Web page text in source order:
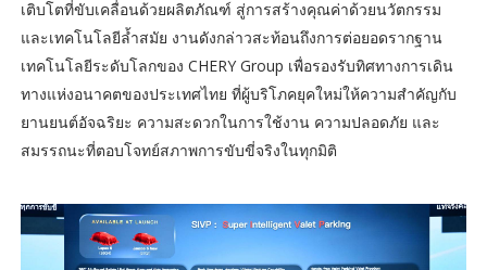
เติบโตที่ขับเคลื่อนด้วยผลิตภัณฑ์ สู่การสร้างคุณค่าด้วยนวัตกรรม
และเทคโนโลยีล้ำสมัย งานดังกล่าวสะท้อนถึงการต่อยอดรากฐาน
เทคโนโลยีระดับโลกของ CHERY Group เพื่อรองรับทิศทางการเดิน
ทางแห่งอนาคตของประเทศไทย ที่ผู้บริโภคยุคใหม่ให้ความสำคัญกับ
ยานยนต์อัจฉริยะ ความสะดวกในการใช้งาน ความปลอดภัย และ
สมรรถนะที่ตอบโจทย์สภาพการขับขี่จริงในทุกมิติ